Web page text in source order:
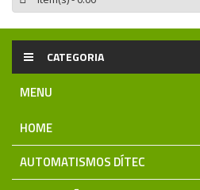
CATEGORIA
MENU
HOME
AUTOMATISMOS DÍTEC